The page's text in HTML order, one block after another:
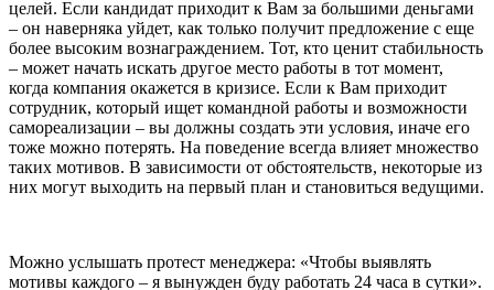
целей. Если кандидат приходит к Вам за большими деньгами
– он наверняка уйдет, как только получит предложение с еще
более высоким вознаграждением. Тот, кто ценит стабильность
– может начать искать другое место работы в тот момент,
когда компания окажется в кризисе. Если к Вам приходит
сотрудник, который ищет командной работы и возможности
самореализации – вы должны создать эти условия, иначе его
тоже можно потерять. На поведение всегда влияет множество
таких мотивов. В зависимости от обстоятельств, некоторые из
них могут выходить на первый план и становиться ведущими.
Можно услышать протест менеджера: «Чтобы выявлять
мотивы каждого – я вынужден буду работать 24 часа в сутки».